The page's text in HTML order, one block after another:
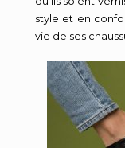
style et en
vie de ses